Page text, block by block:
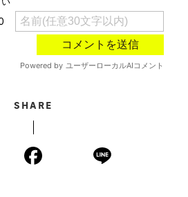
SHARE